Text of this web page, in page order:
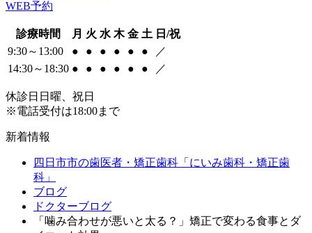
WEB予約
診療時間 月 火 水 木 金 土 日/祝
9:30～13:00
● ● ● ● ● ●
／
14:30～18:30 ● ● ● ● ● ● ／
休診日 日曜、祝日
※電話受付は18:00まで
新着情報
四日市市の歯医者・矯正歯科「にいみ歯科・矯正歯
科」
ブログ
ドクターブログ
「噛み合わせが悪いと太る？」矯正で変わる食事とダ